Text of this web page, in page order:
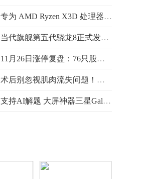
专为 AMD Ryzen X3D 处理器打造：技嘉 X870E AORUS XTREME X3D AI TOP 旗舰主板正式上市
当代旗舰第五代骁龙8正式发布，一加 Ace 6T全球首发搭载
11月26日涨停复盘：76只股涨停 欢瑞世纪4连板
术后别忽视肌肉流失问题！弗洛莱肽守住康复关键防线
支持AI解题 大屏神器三星Galaxy Tab S11系列期末热销中